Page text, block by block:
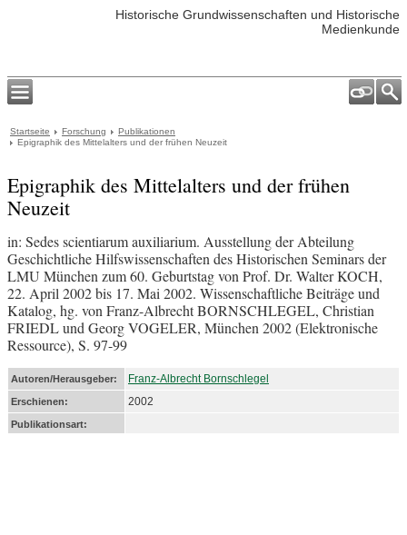
Historische Grundwissenschaften und Historische
Medienkunde
Startseite Forschung
Publikationen
Epigraphik des Mittelalters und der frühen Neuzeit
Epigraphik des Mittelalters und der frühen
Neuzeit
in: Sedes scientiarum auxiliarium. Ausstellung der Abteilung
Geschichtliche Hilfswissenschaften des Historischen Seminars der
LMU München zum 60. Geburtstag von Prof. Dr. Walter KOCH,
22. April 2002 bis 17. Mai 2002. Wissenschaftliche Beiträge und
Katalog, hg. von Franz-Albrecht BORNSCHLEGEL, Christian
FRIEDL und Georg VOGELER, München 2002 (Elektronische
Ressource), S. 97-99
Autoren/Herausgeber: Franz-Albrecht Bornschlegel
Erschienen: 2002
Publikationsart: